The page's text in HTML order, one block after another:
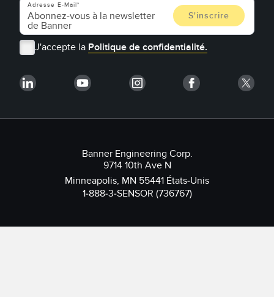
Adresse E-Mail
J'accepte la Politique de confidentialité.
Banner Engineering Corp.
9714 10th Ave N
Minneapolis, MN 55441 États-Unis
1-888-3-SENSOR (736767)